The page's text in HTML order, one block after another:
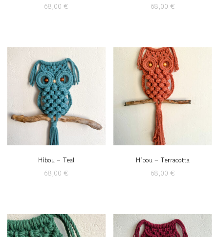
68,00€ 68,00 €
Hibou – Teal
68,00€
Hibou – Terracotta
68,00 €